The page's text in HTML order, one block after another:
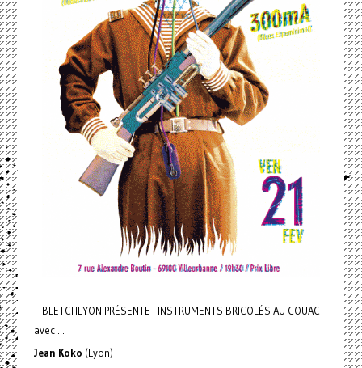
BLETCHLYON PRÉSENTE : INSTRUMENTS BRICOLÉS AU COUAC
avec ...
Jean Koko (Lyon)